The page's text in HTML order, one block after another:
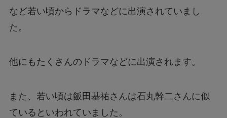
など若い頃からドラマなどに出演されていまし
た。
他にもたくさんのドラマなどに出演されます。
また、若い頃は飯田基祐さんは石丸幹二さんに似
ているといわれていました。